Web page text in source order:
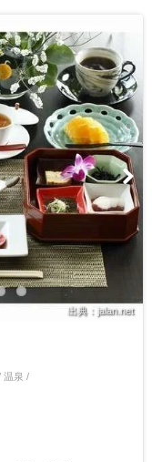
出典：jalan.net
温泉 /